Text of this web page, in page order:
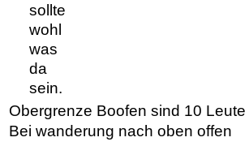
sollte
wohl
was
da
sein.
Obergrenze Boofen sind 10 Leute
Bei wanderung nach oben offen